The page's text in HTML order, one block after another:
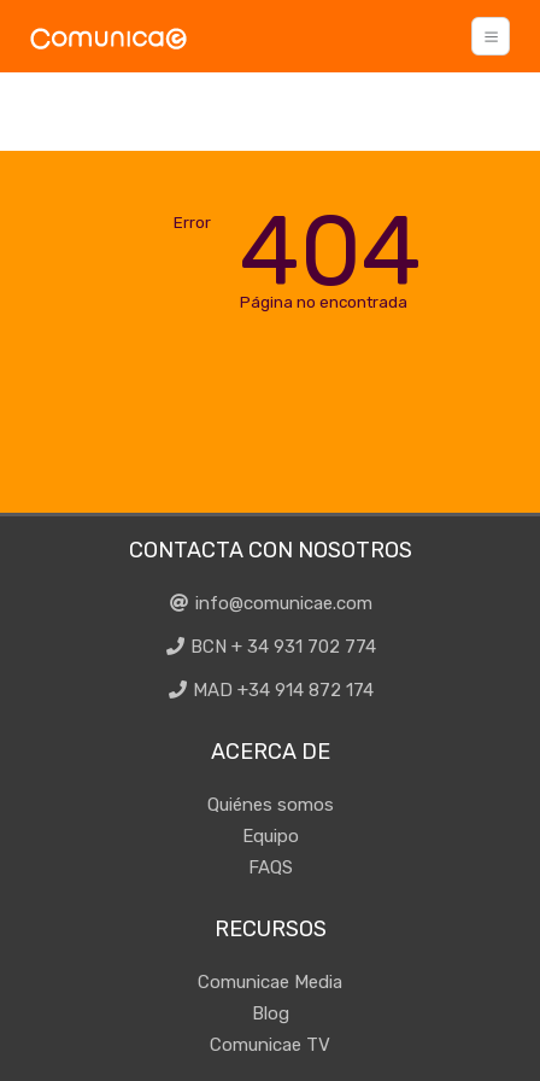
Error 404
Página no encontrada
CONTACTA CON NOSOTROS
info@comunicae.com
BCN + 34 931 702 774
MAD +34 914 872 174
ACERCA DE
Quiénes somos
Equipo
FAQS
RECURSOS
Comunicae Media
Blog
Comunicae TV